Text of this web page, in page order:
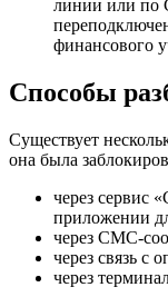
линии или по
финансового
Способы
Существует
она была
через сервис
приложении
через СМС-
через связь с
через